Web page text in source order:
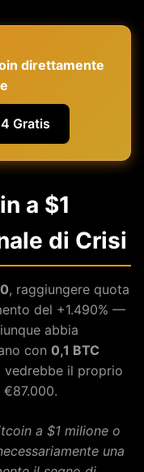
direttamente
Gratis
a $1
di Crisi
, raggiungere quota
del +1.490% —
abbia
con 0,1 BTC
il proprio
a $1 milione o
una